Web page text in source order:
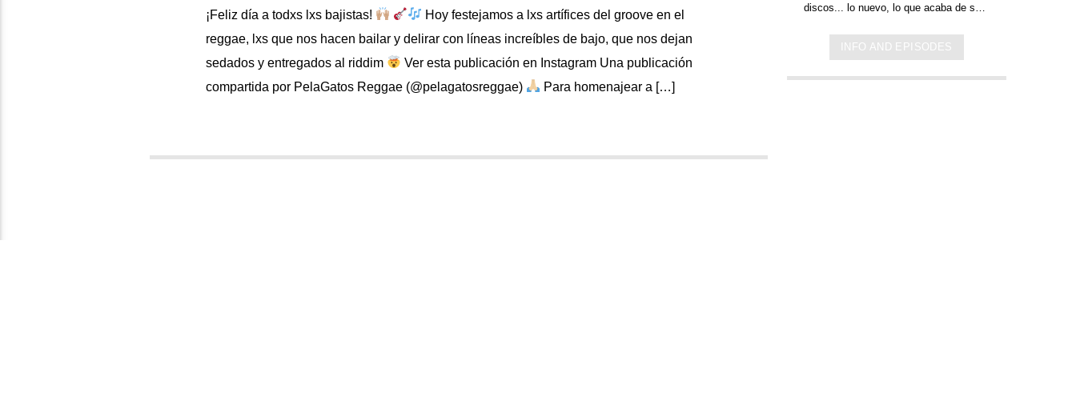
¡Feliz día a todxs lxs bajistas!
Hoy festejamos a lxs artífices del groove en el
reggae, lxs que nos hacen bailar y delirar con líneas increíbles de bajo, que nos dejan
sedados y entregados al riddim
Ver esta publicación en Instagram Una publicación
compartida por PelaGatos Reggae (@pelagatosreggae)
Para homenajear a […]
discos... lo nuevo, lo que acaba de salir
lo escuchas acá. Sin cortes y
conducido por:Bugs Bunny,el conejo
INFO AND EPISODES